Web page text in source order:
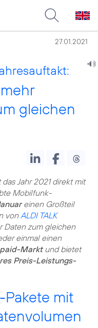
27.01.2021
gleichen
Jahr 2021 direkt mit
Mobilfunk-
einen Großteil
vonALDI TALK
Daten zum gleichen
einmal einen
Marktund bietet
Preis-Leistungs-
Pakete mit